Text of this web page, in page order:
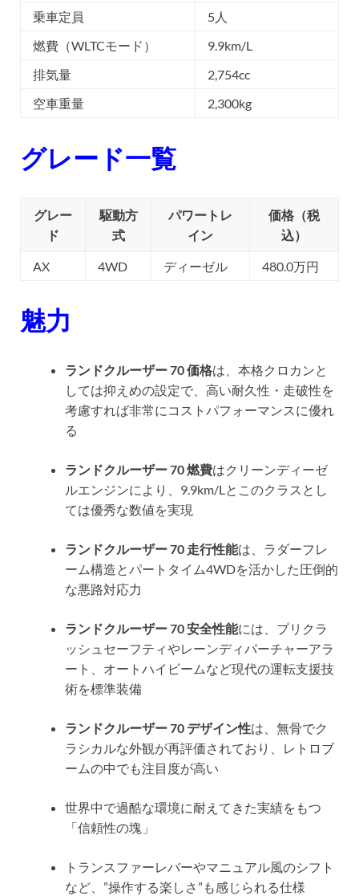
乗車定員
5人
燃費（WLTCモード）
9.9km/L
排気量
2,754cc
空車重量
2,300kg
グレード一覧
グレー
ド
駆動方
式
パワートレ
イン
価格（税
込）
AX 4WD ディーゼル 480.0万円
魅力
ランドクルーザー 70 価格は、本格クロカンと
しては抑えめの設定で、高い耐久性・走破性を
考慮すれば非常にコストパフォーマンスに優れ
る
ランドクルーザー 70 燃費はクリーンディーゼ
ルエンジンにより、9.9km/Lとこのクラスとし
ては優秀な数値を実現
ランドクルーザー 70 走行性能は、ラダーフレ
ーム構造とパートタイム4WDを活かした圧倒的
な悪路対応力
ランドクルーザー 70 安全性能には、プリクラ
ッシュセーフティやレーンディパーチャーアラ
ート、オートハイビームなど現代の運転支援技
術を標準装備
ランドクルーザー 70 デザイン性は、無骨でク
ラシカルな外観が再評価されており、レトロブ
ームの中でも注目度が高い
世界中で過酷な環境に耐えてきた実績をもつ
「信頼性の塊」
トランスファーレバーやマニュアル風のシフト
など、”操作する楽しさ”も感じられる仕様